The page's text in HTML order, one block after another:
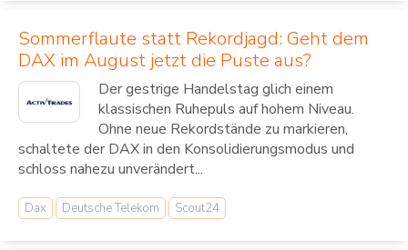
Sommerflaute statt Rekordjagd: Geht dem
DAX im August jetzt die Puste aus?
Der gestrige Handelstag glich einem
klassischen Ruhepuls auf hohem Niveau.
Ohne neue Rekordstände zu markieren,
schaltete der DAX in den Konsolidierungsmodus und
schloss nahezu unverändert...
Dax Deutsche Telekom Scout24